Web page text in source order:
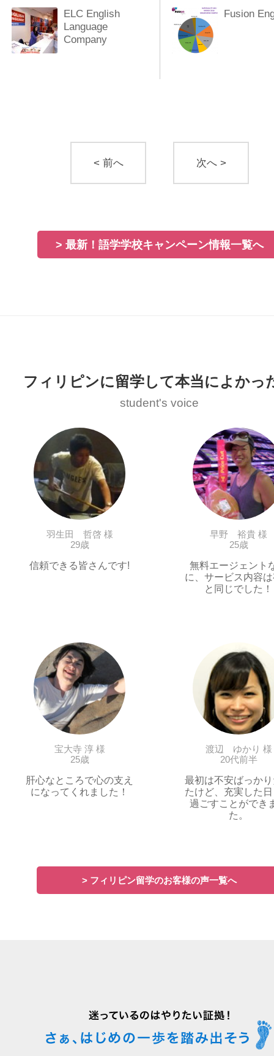
ELC English
Language
Company
Fusion
< 前へ 次へ >
> 最新！語学学校キャンペーン情報一覧へ
フィリピンに留学して本当によかっ
student's voice
羽生田 哲啓 様
29歳
信頼できる皆さんです!
早野 裕貴 様
25歳
無料エージェント
に、サービス内容
と同じでした！
宝大寺 淳 様
25歳
肝心なところで心の支え
になってくれました！
渡辺 ゆかり 様
20代前半
最初は不安ばっか
たけど、充実した
過ごすことができ
た。
> フィリピン留学のお客様の声一覧へ